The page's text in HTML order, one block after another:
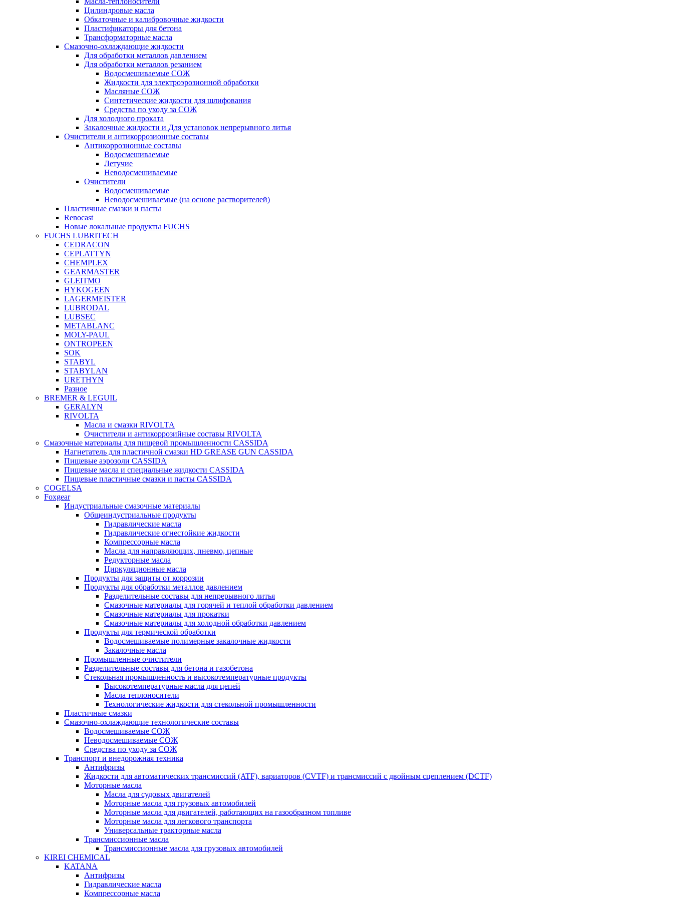
Цилиндровые масла
Обкаточные и калибровочные жидкости
Пластификаторы для бетона
Трансформаторные масла
Смазочно-охлаждающие жидкости
Для обработки металлов давлением
Для обработки металлов резанием
Водосмешиваемые СОЖ
Жидкости для электроэрозионной обработки
Масляные СОЖ
Синтетические жидкости для шлифования
Средства по уходу за СОЖ
Для холодного проката
Закалочные жидкости и Для установок непрерывного литья
Очистители и антикоррозионные составы
Антикоррозионные составы
Водосмешиваемые
Летучие
Неводосмешиваемые
Очистители
Водосмешиваемые
Неводосмешиваемые (на основе растворителей)
Пластичные смазки и пасты
Renocast
Новые локальные продукты FUCHS
FUCHS LUBRITECH
CEDRACON
CEPLATTYN
CHEMPLEX
GEARMASTER
GLEITMO
HYKOGEEN
LAGERMEISTER
LUBRODAL
LUBSEC
METABLANC
MOLY-PAUL
ONTROPEEN
SOK
STABYL
STABYLAN
URETHYN
Разное
BREMER & LEGUIL
GERALYN
RIVOLTA
Масла и смазки RIVOLTA
Очистители и антикоррозийные составы RIVOLTA
Смазочные материалы для пищевой промышленности CASSIDA
Нагнетатель для пластичной смазки HD GREASE GUN CASSIDA
Пищевые аэрозоли CASSIDA
Пищевые масла и специальные жидкости CASSIDA
Пищевые пластичные смазки и пасты CASSIDA
COGELSA
Foxgear
Индустриальные смазочные материалы
Общеиндустриальные продукты
Гидравлические масла
Гидравлические огнестойкие жидкости
Компрессорные масла
Масла для направляющих, пневмо, цепные
Редукторные масла
Циркуляционные масла
Продукты для защиты от коррозии
Продукты для обработки металлов давлением
Разделительные составы для непрерывного литья
Смазочные материалы для горячей и теплой обработки давлением
Смазочные материалы для прокатки
Смазочные материалы для холодной обработки давлением
Продукты для термической обработки
Водосмешиваемые полимерные закалочные жидкости
Закалочные масла
Промышленные очистители
Разделительные составы для бетона и газобетона
Стекольная промышленность и высокотемпературные продукты
Высокотемпературные масла для цепей
Масла теплоносители
Технологические жидкости для стекольной промышленности
Пластичные смазки
Смазочно-охлаждающие технологические составы
Водосмешиваемые СОЖ
Неводосмешиваемые СОЖ
Средства по уходу за СОЖ
Транспорт и внедорожная техника
Антифризы
Жидкости для автоматических трансмиссий (ATF), вариаторов (CVTF) и трансмиссий с двойным сцеплением (DCTF)
Моторные масла
Масла для судовых двигателей
Моторные масла для грузовых автомобилей
Моторные масла для двигателей, работающих на газообразном топливе
Моторные масла для легкового транспорта
Универсальные тракторные масла
Трансмиссионные масла
Трансмиссионные масла для грузовых автомобилей
KIREI CHEMICAL
KATANA
Антифризы
Гидравлические масла
Компрессорные масла